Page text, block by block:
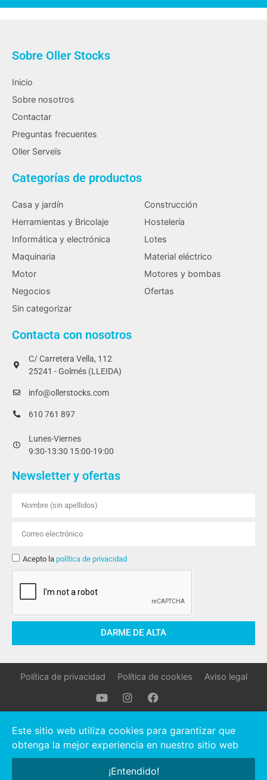
Sobre Oller Stocks
Inicio
Sobre nosotros
Contactar
Preguntas frecuentes
Oller Serveïs
Categorías de productos
Casa y jardín
Construcción
Herramientas y Bricolaje
Hostelería
Informática y electrónica
Lotes
Maquinaria
Material eléctrico
Motor
Motores y bombas
Negocios
Ofertas
Sin categorizar
Contacta con nosotros
C/ Carretera Vella, 112
25241 - Golmés (LLEIDA)
info@ollerstocks.com
610 761 897
Lunes-Viernes
9:30-13:30 15:00-19:00
Newsletter y ofertas
Acepto la política de privacidad
DARME DE ALTA
Política de privacidad Política de cookies Aviso legal
Este sitio web utiliza cookies para garantizar que
obtenga la mejor experiencia en nuestro sitio web
¡Entendido!
Hola, ¿necesitas ayuda?